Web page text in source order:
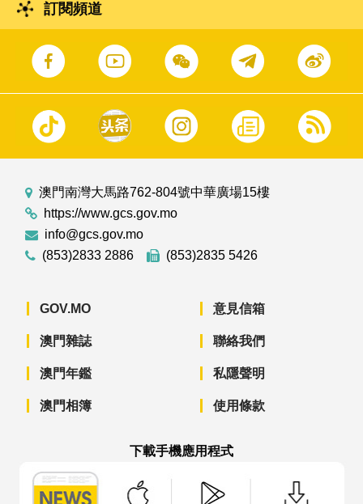
訂閱頻道
澳門南灣大馬路762-804號中華廣場15樓
https://www.gcs.gov.mo
info@gcs.gov.mo
(853)2833 2886
(853)2835 5426
GOV.MO
澳門雜誌
澳門年鑑
澳門相簿
意見信箱
聯絡我們
私隱聲明
使用條款
下載手機應用程式